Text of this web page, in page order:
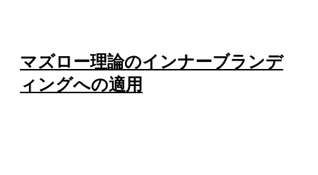
マズロー理論のインナーブランデ
ィングへの適用